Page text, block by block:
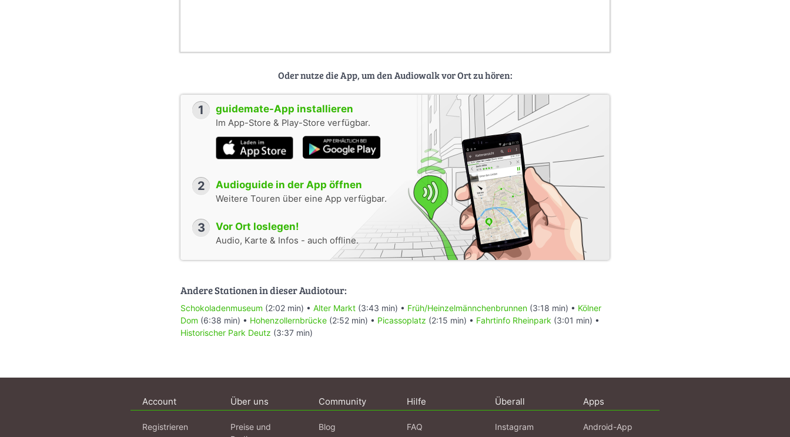
Oder nutze die App, um den Audiowalk vor Ort zu hören:
1 guidemate-App installieren
Im App-Store & Play-Store verfügbar.
2 Audioguide in der App öffnen
Weitere Touren über eine App verfügbar.
3 Vor Ort loslegen!
Audio, Karte & Infos - auch offline.
Andere Stationen in dieser Audiotour:
Schokoladenmuseum (2:02 min) • Alter Markt (3:43 min) • Früh/Heinzelmännchenbrunnen (3:18 min) • Kölner
Dom (6:38 min) • Hohenzollernbrücke (2:52 min) • Picassoplatz (2:15 min) • Fahrtinfo Rheinpark (3:01 min) •
Historischer Park Deutz (3:37 min)
Account
Registrieren
Über uns
Preise und
Community
Blog
Hilfe
FAQ
Überall
Instagram
Apps
Android-App